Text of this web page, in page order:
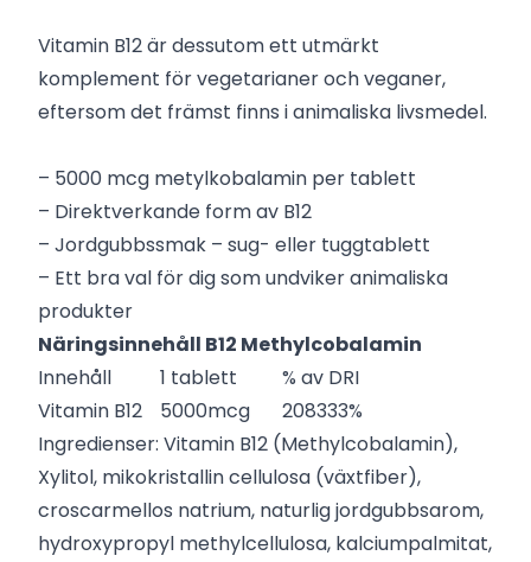
Vitamin B12 är dessutom ett utmärkt
komplement för vegetarianer och veganer,
eftersom det främst finns i animaliska livsmedel.
– 5000 mcg metylkobalamin per tablett
– Direktverkande form av B12
– Jordgubbssmak – sug- eller tuggtablett
– Ett bra val för dig som undviker animaliska
produkter
Näringsinnehåll B12 Methylcobalamin
Innehåll
1 tablett
% av DRI
Vitamin B12
5000mcg
208333%
Ingredienser: Vitamin B12 (Methylcobalamin),
Xylitol, mikokristallin cellulosa (växtfiber),
croscarmellos natrium, naturlig jordgubbsarom,
hydroxypropyl methylcellulosa, kalciumpalmitat,